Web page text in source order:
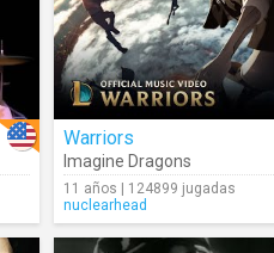
Warriors
Imagine Dragons
11 años | 124899 jugadas
nuclearhead